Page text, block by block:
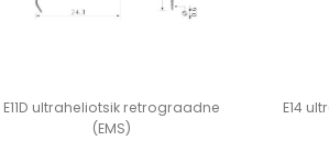
E11D ultraheliotsik retrograadne
(EMS)
E14